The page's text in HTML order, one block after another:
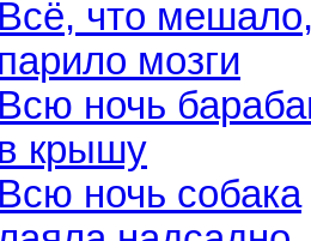
Всё, что
парило мозги
Всю ночь
в крышу
Всю ночь собака